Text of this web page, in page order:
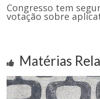
Congresso tem
votação sobre
Matérias